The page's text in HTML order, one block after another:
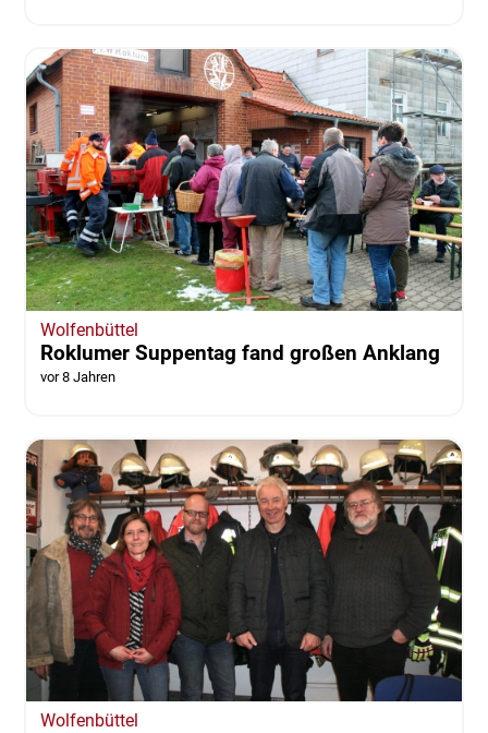
Wolfenbüttel
Roklumer Suppentag fand großen Anklang
vor 8 Jahren
Wolfenbüttel